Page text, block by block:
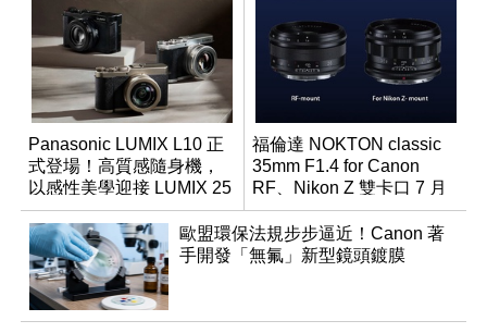
Panasonic LUMIX L10 正
式登場！高質感隨身機，
以感性美學迎接 LUMIX 25
週年
福倫達 NOKTON classic
35mm F1.4 for Canon
RF、Nikon Z 雙卡口 7 月
同步登台
歐盟環保法規步步逼近！Canon 著
手開發「無氟」新型鏡頭鍍膜